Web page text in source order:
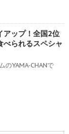
アップ！全国2位
られるスペシャ
のYAMA-CHANで